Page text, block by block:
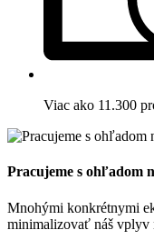
Viac ako 11.300
Pracujeme s ohľadom
Mnohými konkrétnymi
minimalizovať náš vplyv